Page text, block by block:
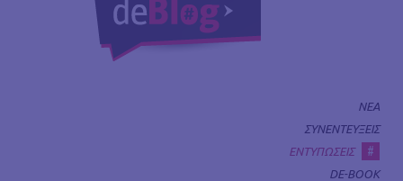
ΝΕΑ
ΣΥΝΕΝΤΕΥΞΕΙΣ
ΕΝΤΥΠΩΣΕΙΣ
#
DE-BOOK